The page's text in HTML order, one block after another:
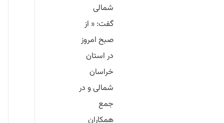
شمالی
گفت: « از
صبح امروز
در استان
خراسان
شمالی و در
جمع
همکاران